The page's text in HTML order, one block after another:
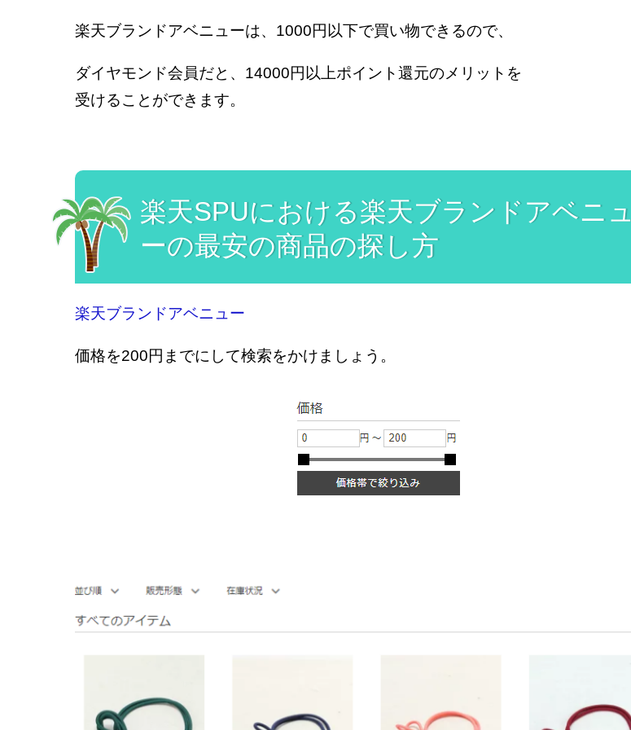
楽天ブランドアベニューは、1000円以下で買い物できるので、
ダイヤモンド会員だと、14000円以上ポイント還元のメリットを
受けることができます。
楽天SPUにおける楽天ブランドアベニュ
ーの最安の商品の探し方
楽天ブランドアベニュー
価格を200円までにして検索をかけましょう。